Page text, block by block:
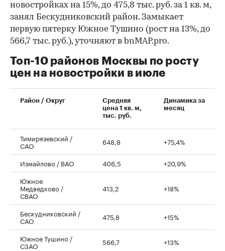
00:00 / 00:00
новостройках на 15%, до 475,8 тыс. руб. за 1 кв. м,
занял Бескудниковский район. Замыкает
первую пятерку Южное Тушино (рост на 13%, до
566,7 тыс. руб.), уточняют в bnMAP.pro.
Топ-10 районов Москвы по росту
цен на новостройки в июле
Район / Округ
Средняя
цена 1 кв. м,
тыс. руб.
Динамика за
месяц
Тимирязевский /
САО 648,8 +75,4%
Измайлово / ВАО 406,5
+20,9%
Южное
Медведково /
СВАО
413,2 +18%
Бескудниковский /
САО 475,8 +15%
Южное Тушино /
СЗАО 566,7 +13%